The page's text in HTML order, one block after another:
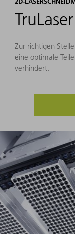
Zur richtigen
eine optimale
verhindert.